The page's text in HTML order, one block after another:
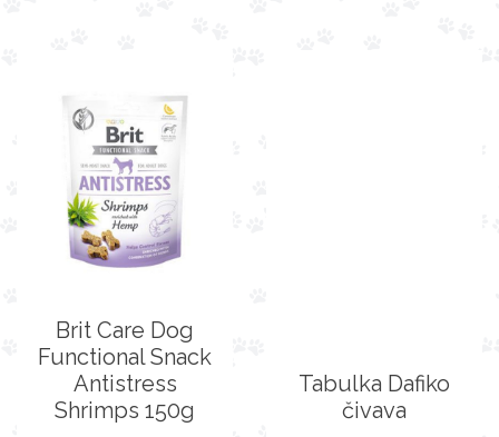
Brit Care Dog
Functional Snack
Antistress
Shrimps 150g
Tabulka Dafiko
čivava